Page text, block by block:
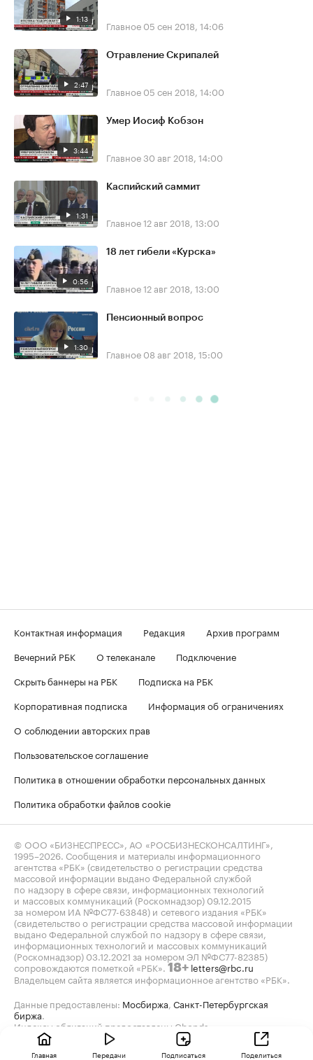
1:13 Главное 05 сен 2018, 14:06
2:47
Отравление Скрипалей
Главное 05 сен 2018, 14:00
3:44
Умер Иосиф Кобзон
Главное30 авг 2018, 14:00
1:31
Каспийский саммит
Главное12 авг 2018, 13:00
0:56
18 лет гибели «Курска»
Главное12 авг 2018, 13:00
1:30
Пенсионный вопрос
Главное 08 авг 2018, 15:00
Контактная информация Редакция
Архив программ
Вечерний РБК
О телеканале
Подключение
Скрыть баннеры на РБК
Подписка на РБК
Корпоративная подписка
Информация об ограничениях
О соблюдении авторских прав
Пользовательское соглашение
Политика в отношении обработки персональных данных
Политика обработки файлов cookie
© ООО «БИЗНЕСПРЕСС», АО «РОСБИЗНЕСКОНСАЛТИНГ»,
1995–2026 . Сообщения и материалы информационного
агентства «РБК» (свидетельство о регистрации средства
массовой информации выдано Федеральной службой
по надзору в сфере связи, информационных технологий
и массовых коммуникаций (Роскомнадзор) 09.12.2015
за номером ИА №ФС77-63848) и сетевого издания «РБК»
(свидетельство о регистрации средства массовой информации
выдано Федеральной службой по надзору в сфере связи,
информационных технологий и массовых коммуникаций
(Роскомнадзор) 03.12.2021 за номером ЭЛ №ФС77-82385)
сопровождаются пометкой «РБК». 18+ letters@rbc.ru
Владельцем сайта является информационное агентство «РБК».
Данные предоставлены: Мосбиржа Санкт-Петербургская
биржа
Индексы облигаций предоставлены Cbonds.
Главная Передачи Подписаться Поделиться